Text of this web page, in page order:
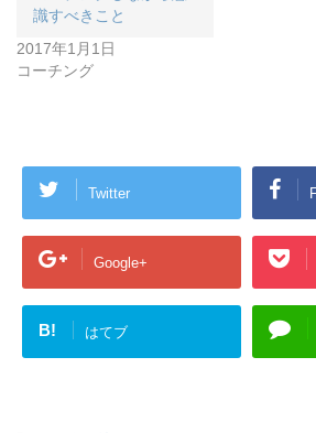
識すべきこと
2017年1月1日
コーチング
Twitter
Google+
B! はてブ